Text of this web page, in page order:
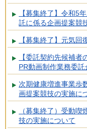
【募集終了】令和5
託に係る企画提案競
【募集終了】元気
【委託契約先候補
PR動画制作業務委
次期健康増進事業歩
画提案競技の実施に
（募集終了）受動
技の実施について